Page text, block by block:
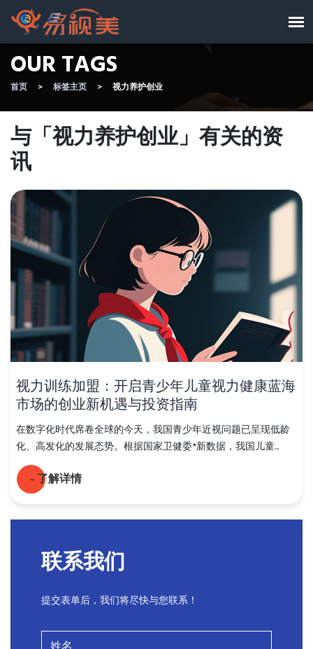
OUR TAGS
首页 标签主页 视力养护创业
与「视力养护创业」有关的资
讯
视力训练加盟：开启青少年儿童视力健康蓝海
市场的创业新机遇与投资指南
在数字化时代席卷全球的今天，我国青少年近视问题已呈现低龄
化、高发化的发展态势。根据国家卫健委*新数据，我国儿童...
- 了解详情
PREV
联系我们
提交表单后，我们将尽快与您联系！